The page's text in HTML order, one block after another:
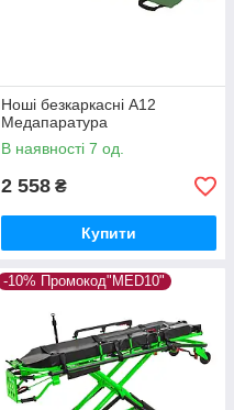
Ноші безкаркасні А12
Медапаратура
В наявності 7 од.
2 558 ₴
Купити
-10% Промокод"MED10"